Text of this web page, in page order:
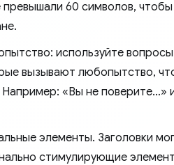
превышали 60 символов,
используйте
вызывают любопытство,
Например: «Вы не поверите…»
элементы. Заголовки
стимулирующие